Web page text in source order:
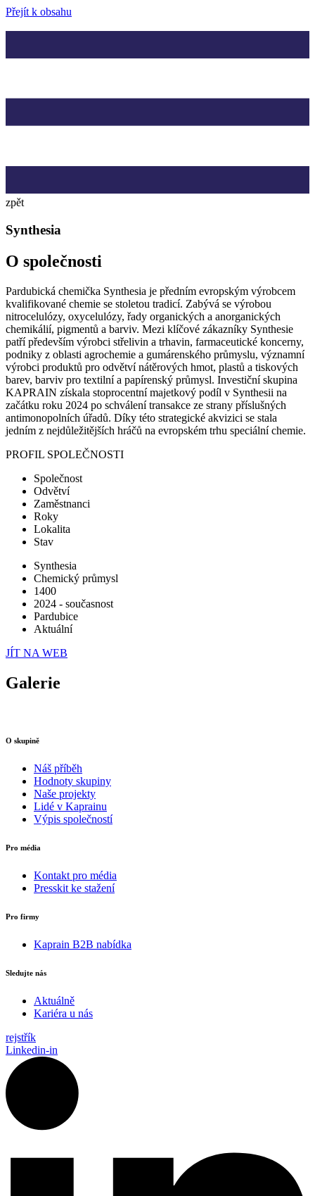
Přejít k obsahu
zpět
Synthesia
O společnosti
Pardubická chemička Synthesia je předním evropským výrobcem
kvalifikované chemie se stoletou tradicí. Zabývá se výrobou
nitrocelulózy, oxycelulózy, řady organických a anorganických
chemikálií, pigmentů a barviv. Mezi klíčové zákazníky Synthesie
patří především výrobci střelivin a trhavin, farmaceutické koncerny,
podniky z oblasti agrochemie a gumárenského průmyslu, významní
výrobci produktů pro odvětví nátěrových hmot, plastů a tiskových
barev, barviv pro textilní a papírenský průmysl. Investiční skupina
KAPRAIN získala stoprocentní majetkový podíl v Synthesii na
začátku roku 2024 po schválení transakce ze strany příslušných
antimonopolních úřadů. Díky této strategické akvizici se stala
jedním z nejdůležitějších hráčů na evropském trhu speciální chemie.
PROFIL SPOLEČNOSTI
Společnost
Odvětví
Zaměstnanci
Roky
Lokalita
Stav
Synthesia
Chemický průmysl
1400
2024 - současnost
Pardubice
Aktuální
JÍT NA WEB
Galerie
O skupině
Náš příběh
Hodnoty skupiny
Naše projekty
Lidé v Kaprainu
Výpis společností
Pro média
Kontakt pro média
Presskit ke stažení
Pro firmy
Kaprain B2B nabídka
Sledujte nás
Aktuálně
Kariéra u nás
rejstřík
Linkedin-in